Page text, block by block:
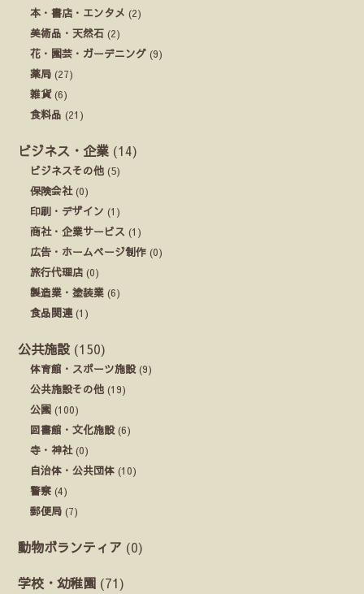
本・書店・エンタメ (2)
美術品・天然石 (2)
花・園芸・ガーデニング (9)
薬局 (27)
雑貨(6)
食料品 (21)
ビジネス・企業 (14)
ビジネスその他 (5)
保険会社(0)
印刷・デザイン (1)
商社・企業サービス (1)
広告・ホームページ制作 (0)
旅行代理店 (0)
製造業・塗装業 (6)
食品関連 (1)
公共施設 (150)
体育館・スポーツ施設(9)
公共施設その他 (19)
公園 (100)
図書館・文化施設(6)
寺・神社(0)
自治体・公共団体 (10)
警察 (4)
郵便局 (7)
動物ボランティア (0)
学校・幼稚園 (71)